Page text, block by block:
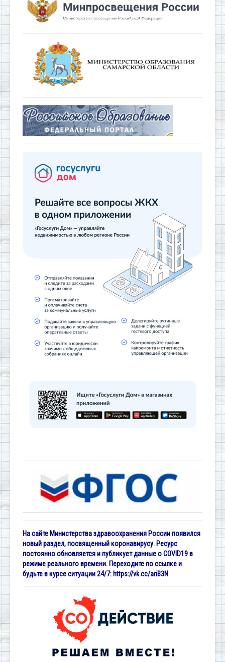
На сайте Министерства здравоохранения России появился
новый раздел, посвященный коронавирусу. Ресурс
постоянно обновляется и публикует данные о COVID19 в
режиме реального времени. Переходите по ссылке и
будьте в курсе ситуации 24/7: https://vk.cc/ariB3N